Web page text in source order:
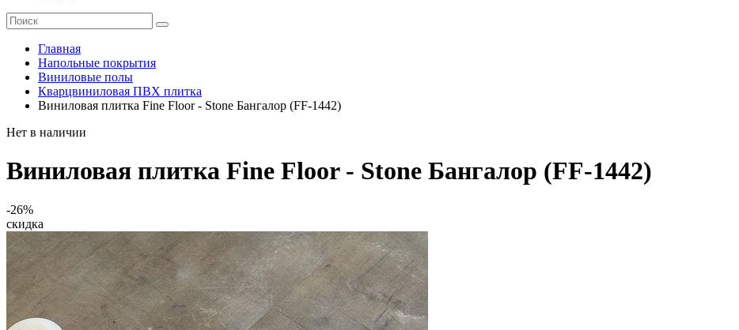
Главная
Напольные покрытия
Виниловые полы
Кварцвиниловая ПВХ плитка
Виниловая плитка Fine Floor - Stone Бангалор (FF-1442)
Нет в наличии
Виниловая плитка Fine Floor - Stone Бангалор (FF-1442)
-26%
скидка